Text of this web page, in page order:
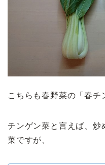
こちらも春野菜の「春チ
チンゲン菜と言えば、炒
菜ですが、